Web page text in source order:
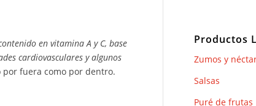
en vitamina A y C, base
cardiovasculares y algunos
fuera como por dentro.
Productos
Zumos y
Salsas
Puré de frutas